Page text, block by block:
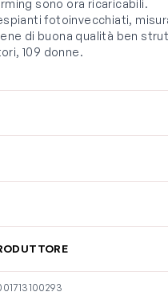
sono ora ricaricabili.
fotoinvecchiati,
di buona qualità ben
109 donne.